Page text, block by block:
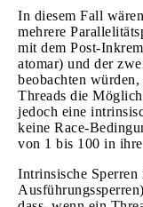
In diesem Fall
mehrere
mit dem Post-
atomar) und der
beobachten
Threads die
jedoch eine
keine Race-
von 1 bis 100 in
Intrinsische Sperren